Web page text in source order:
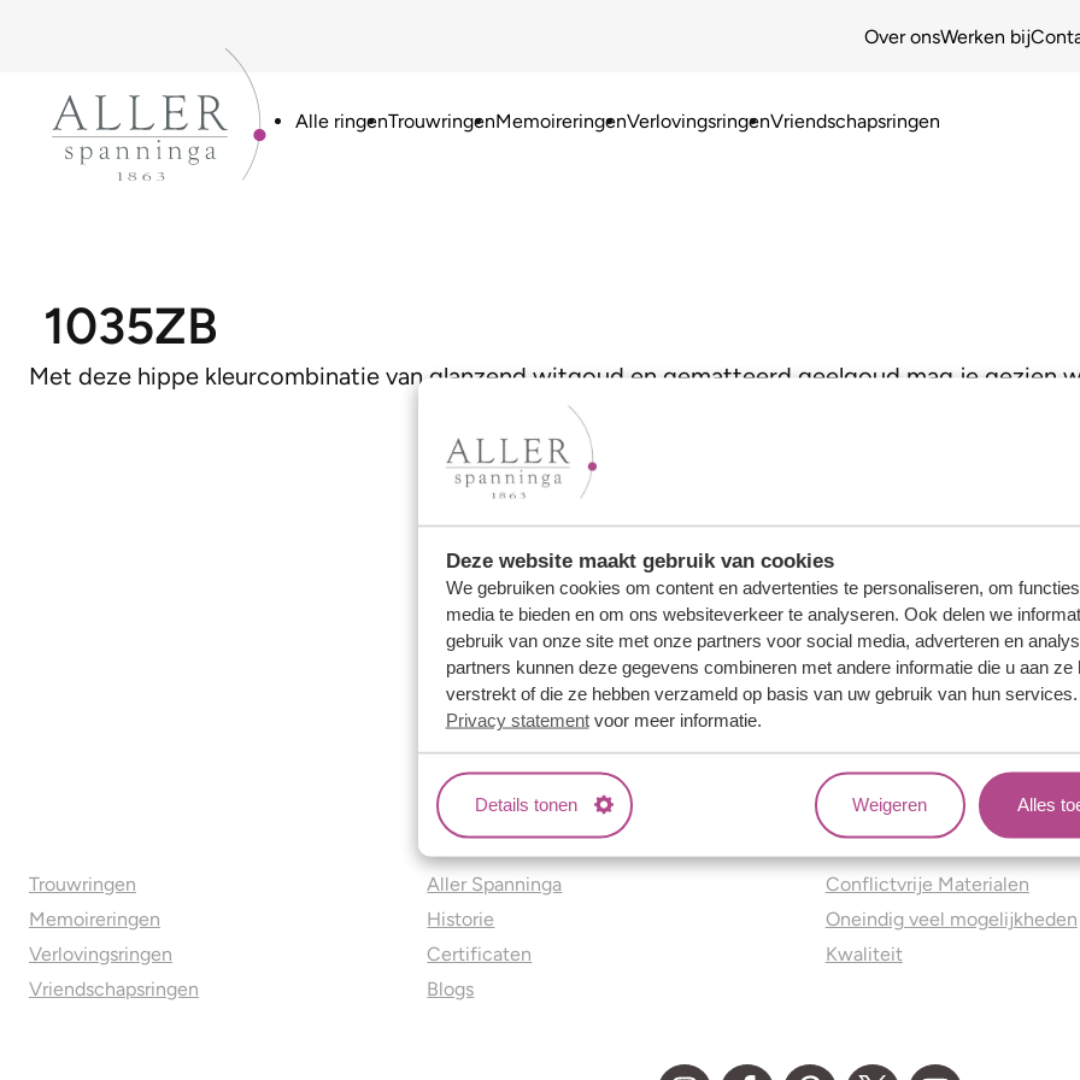
Deze website maakt gebruik van cookies
We gebruiken cookies om content en advertenties te personaliseren, om
media te bieden en om ons websiteverkeer te analyseren. Ook delen we
gebruik van onze site met onze partners voor social media, adverteren en
partners kunnen deze gegevens combineren met andere informatie die u aan ze
verstrekt of die ze hebben verzameld op basis van uw gebruik van hun
Privacy statementvoor meer informatie.
Details tonen Weigeren Alles
Over onsWerken bij
Alle ringenTrouwringenMemoireringenVerlovingsringenVriendschapsringen
1035ZB
Met deze hippe kleurcombinatie van glanzend witgoud en gematteerd geelgoud mag je gezien
Trouwringen
Memoireringen
Verlovingsringen
Vriendschapsringen
Over ons
Aller Spanninga
Historie
Certificaten
Blogs
Jouw voordelen
Conflictvrije Materialen
Oneindig veel mogelijkheden
Kwaliteit